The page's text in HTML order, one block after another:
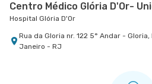
Centro Médico Glória D'Or-
Hospital Glória D'Or
Rua da Gloria nr. 122 5° Andar - Gloria,
Janeiro - RJ